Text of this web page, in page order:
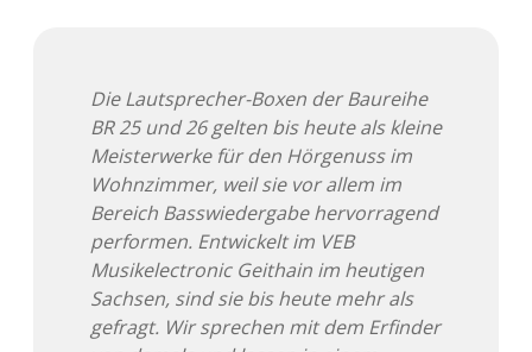
Adventskalender 2020
Adventskalender 2021
Adventskalender 2022
Adventskalender 2023
Die Lautsprecher-Boxen der Baureihe
BR 25 und 26 gelten bis heute als kleine
Meisterwerke für den Hörgenuss im
Wohnzimmer, weil sie vor allem im
Bereich Basswiedergabe hervorragend
performen. Entwickelt im VEB
Musikelectronic Geithain im heutigen
Sachsen, sind sie bis heute mehr als
gefragt. Wir sprechen mit dem Erfinder